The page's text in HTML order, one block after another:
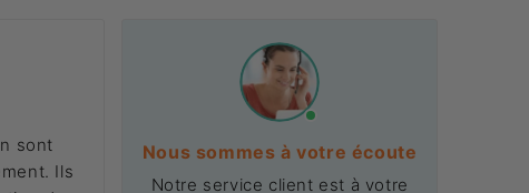
sont
Ils
Nous sommes à votre écoute
Notre service client est à votre